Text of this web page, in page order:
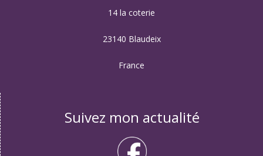
14 la coterie
23140 Blaudeix
France
Suivez mon actualité